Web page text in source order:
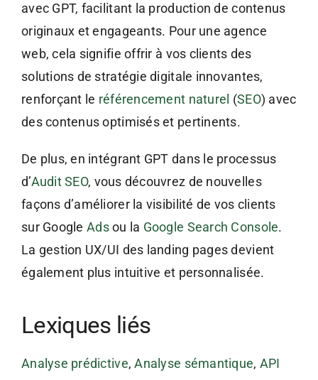
avec GPT, facilitant la production de contenus
originaux et engageants. Pour une agence
web, cela signifie offrir à vos clients des
solutions de stratégie digitale innovantes,
renforçant le référencement naturel (SEO) avec
des contenus optimisés et pertinents.
De plus, en intégrant GPT dans le processus
d’Audit SEO, vous découvrez de nouvelles
façons d’améliorer la visibilité de vos clients
sur Google Adsou la Google Search Console.
La gestion UX/UI des landing pages devient
également plus intuitive et personnalisée.
Lexiques liés
Analyse prédictive,Analyse sémantique, API